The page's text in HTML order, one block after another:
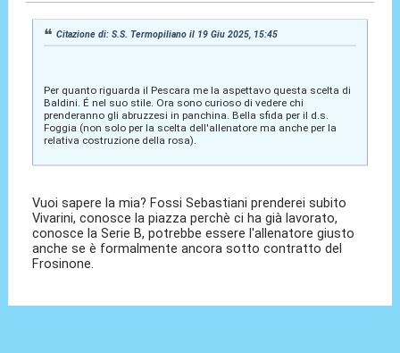
Citazione di: S.S. Termopiliano il 19 Giu 2025, 15:45
Per quanto riguarda il Pescara me la aspettavo questa scelta di
Baldini. É nel suo stile. Ora sono curioso di vedere chi
prenderanno gli abruzzesi in panchina. Bella sfida per il d.s.
Foggia (non solo per la scelta dell'allenatore ma anche per la
relativa costruzione della rosa).
Vuoi sapere la mia? Fossi Sebastiani prenderei subito
Vivarini, conosce la piazza perchè ci ha già lavorato,
conosce la Serie B, potrebbe essere l'allenatore giusto
anche se è formalmente ancora sotto contratto del
Frosinone.